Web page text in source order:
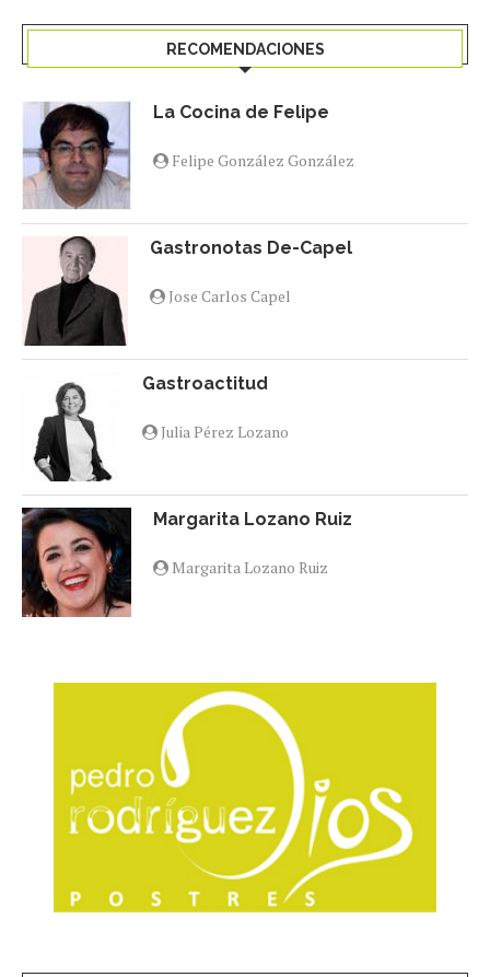
RECOMENDACIONES
La Cocina de Felipe
Felipe González González
Gastronotas De-Capel
Jose Carlos Capel
Gastroactitud
Julia Pérez Lozano
Margarita Lozano Ruiz
Margarita Lozano Ruiz